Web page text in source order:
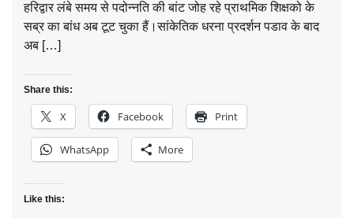
हरिद्वार लंबे समय से पदोन्नति की बांट जोह रहे प्राथमिक शिक्षको के
सब्र का बांध अब टूट चुका हैं।सांकेतिक धरना प्रदर्शन पडाव के बाद
अब […]
Share this:
X Facebook Print
WhatsApp More
Like this: